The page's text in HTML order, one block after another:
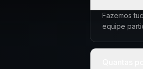
Fazemos
equipe